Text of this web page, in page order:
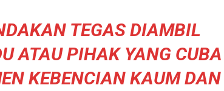
TEGAS DIAMBIL
ATAU PIHAK YANG CUBA
KEBENCIAN KAUM DAN